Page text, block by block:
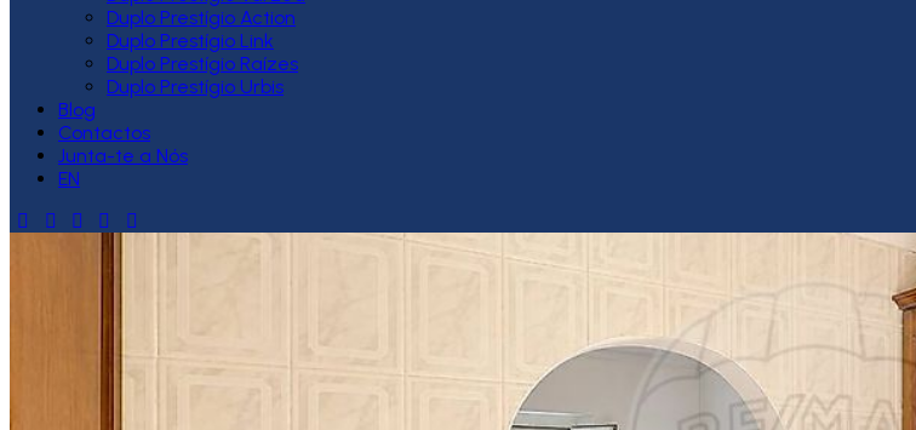
Duplo Prestígio Action
Duplo Prestígio Link
Duplo Prestígio Raízes
Duplo Prestígio Urbis
Blog
Contactos
Junta-te a Nós
EN